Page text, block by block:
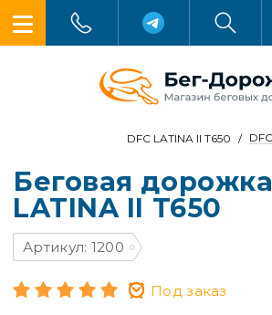
DFC
DFC LATINA II T650
Беговая
LATINA II T650
Артикул: 1200
Под заказ